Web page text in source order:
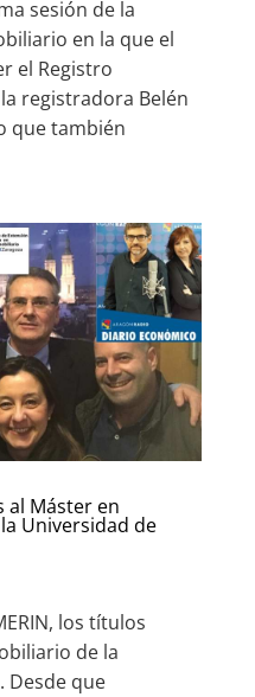
sesión de la
en la que el
el Registro
registradora Belén
que también
al Máster en
Universidad de
los títulos
de la
Desde que